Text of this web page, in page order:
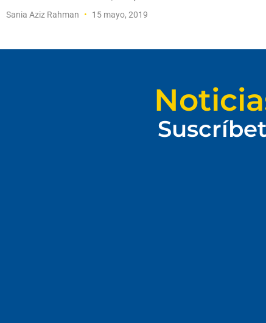
Sania Aziz Rahman 15 mayo, 2019